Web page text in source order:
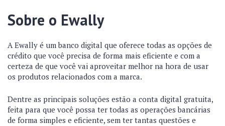
Sobre o Ewally
A Ewally é um banco digital que oferece todas as opções de
crédito que você precisa de forma mais eficiente e com a
certeza de que você vai aproveitar melhor na hora de usar
os produtos relacionados com a marca.
Dentre as principais soluções estão a conta digital gratuita,
feita para que você possa ter todas as operações bancárias
de forma simples e eficiente, sem ter tantas questões e